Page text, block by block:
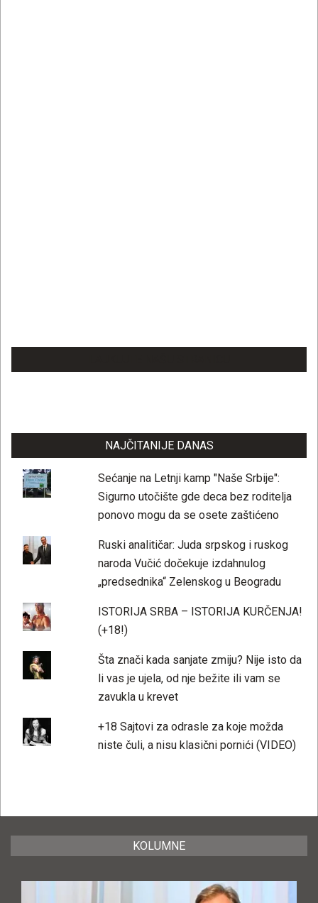
NAJČITANIJE DANAS
Sećanje na Letnji kamp "Naše Srbije":
Sigurno utočište gde deca bez roditelja
ponovo mogu da se osete zaštićeno
Ruski analitičar: Juda srpskog i ruskog
naroda Vučić dočekuje izdahnulog
„predsednika“ Zelenskog u Beogradu
ISTORIJA SRBA – ISTORIJA KURČENJA!
(+18!)
Šta znači kada sanjate zmiju? Nije isto da
li vas je ujela, od nje bežite ili vam se
zavukla u krevet
+18 Sajtovi za odrasle za koje možda
niste čuli, a nisu klasični pornići (VIDEO)
KOLUMNE